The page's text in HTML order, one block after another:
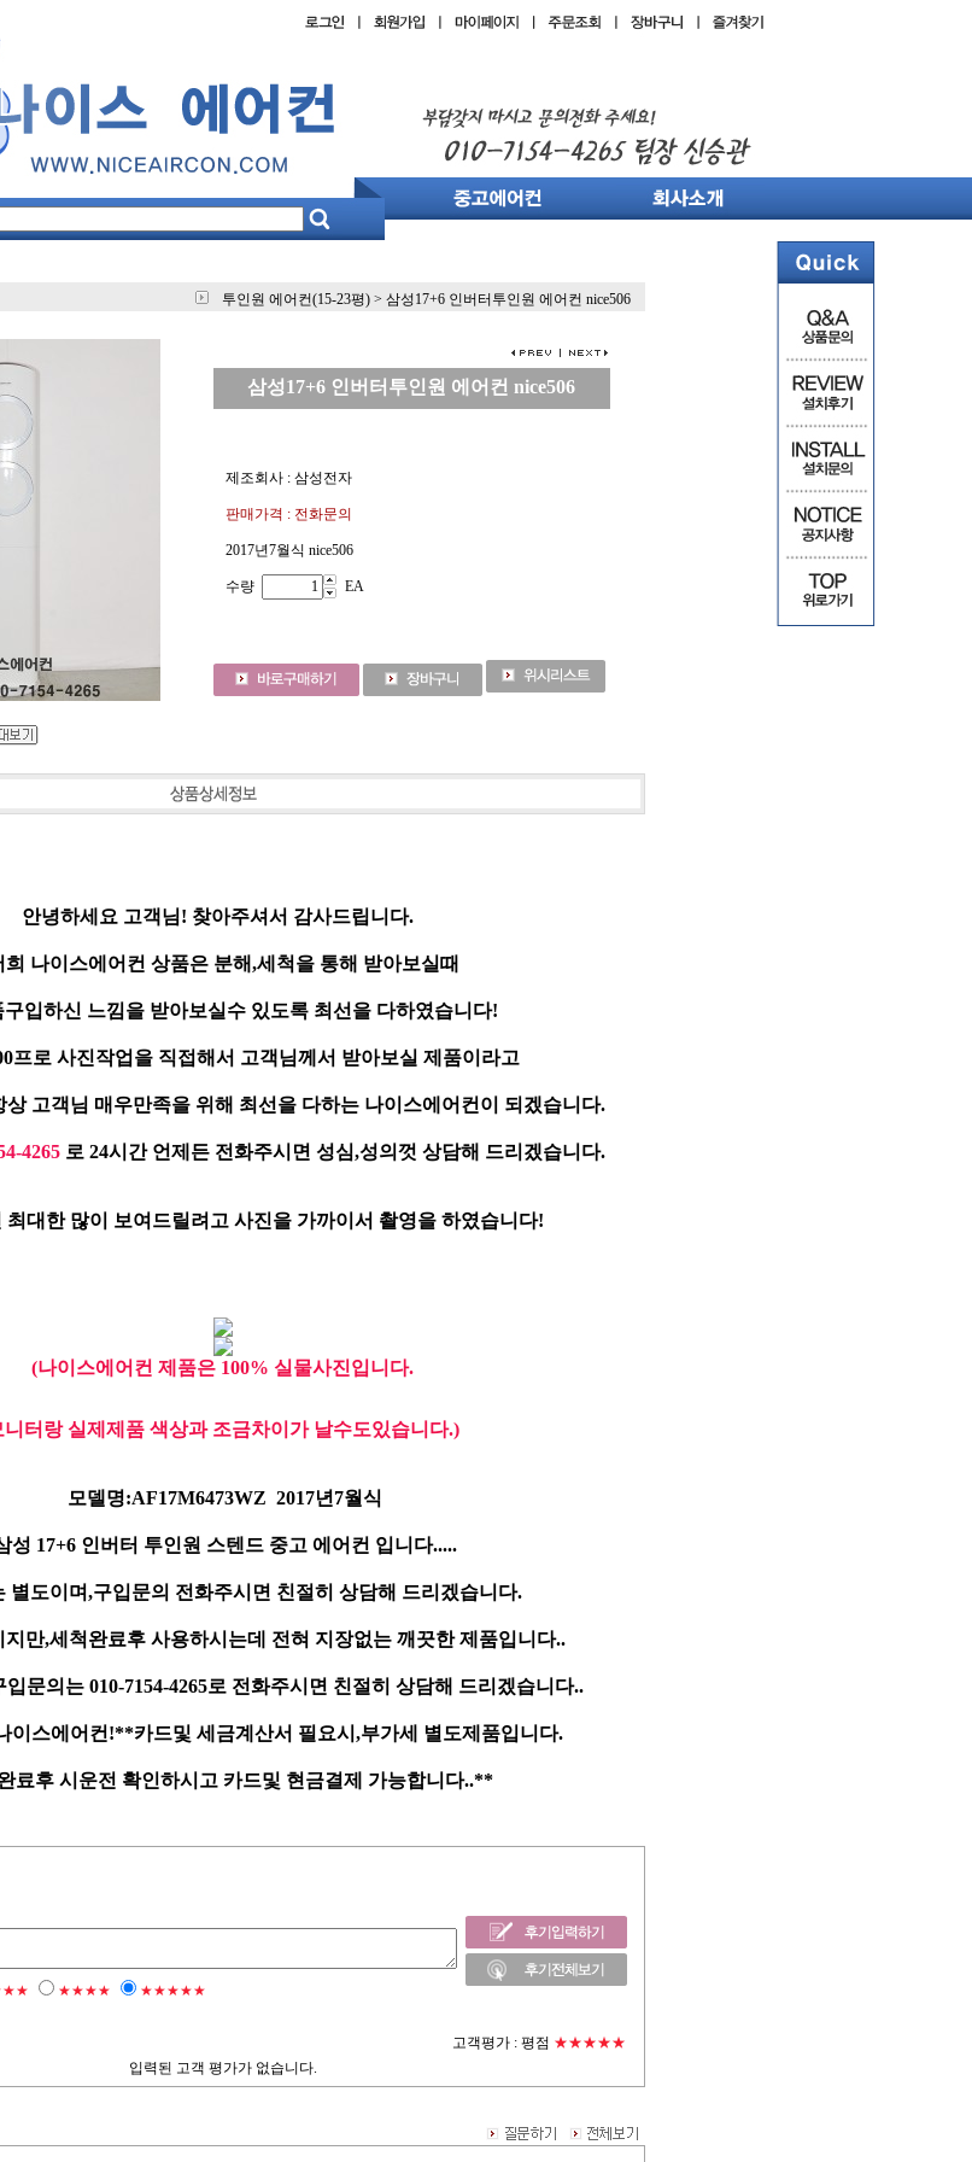
투인원 에어컨(15-23평) > 삼성17+6 인버터투인원 에어컨 nice506
삼성17+6 인버터투인원 에어컨 nice506
제조회사 : 삼성전자
판매가격 : 전화문의
2017년7월식 nice506
수량 EA
안녕하세요 고객님! 찾아주셔서 감사드립니다.
희 나이스에어컨 상품은 분해,세척을 통해 받아보실때
구입하신 느낌을 받아보실수 있도록 최선을 다하였습니다!
프로 사진작업을 직접해서 고객님께서 받아보실 제품이라고
고객님 매우만족을 위해 최선을 다하는 나이스에어컨이 되겠습니다.
4265 로 24시간 언제든 전화주시면 성심,성의껏 상담해 드리겠습니다.
최대한 많이 보여드릴려고 사진을 가까이서 촬영을 하였습니다!
(나이스에어컨 제품은 100% 실물사진입니다.
니터랑 실제제품 색상과 조금차이가 날수도있습니다.)
모델명:AF17M6473WZ 2017년7월식
성 17+6 인버터 투인원 스텐드 중고 에어컨 입니다.....
별도이며,구입문의 전화주시면 친절히 상담해 드리겠습니다.
지만,세척완료후 사용하시는데 전혀 지장없는 깨끗한 제품입니다..
문의는 010-7154-4265로 전화주시면 친절히 상담해 드리겠습니다..
이스에어컨!**카드및 세금계산서 필요시,부가세 별도제품입니다.
료후 시운전 확인하시고 카드및 현금결제 가능합니다..**
★★★★ ★★★★★
고객평가 : 평점 ★★★★★
입력된 고객 평가가 없습니다.